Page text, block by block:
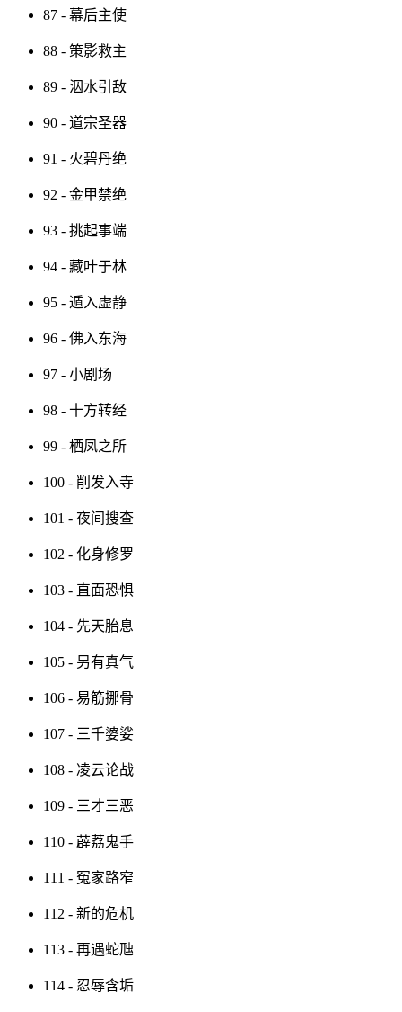
87 - 幕后主使
88 - 策影救主
89 - 泅水引敌
90 - 道宗圣器
91 - 火碧丹绝
92 - 金甲禁绝
93 - 挑起事端
94 - 藏叶于林
95 - 遁入虚静
96 - 佛入东海
97 - 小剧场
98 - 十方转经
99 - 栖凤之所
100 - 削发入寺
101 - 夜间搜查
102 - 化身修罗
103 - 直面恐惧
104 - 先天胎息
105 - 另有真气
106 - 易筋挪骨
107 - 三千婆娑
108 - 凌云论战
109 - 三才三恶
110 - 薜荔鬼手
111 - 冤家路窄
112 - 新的危机
113 - 再遇蛇虺
114 - 忍辱含垢